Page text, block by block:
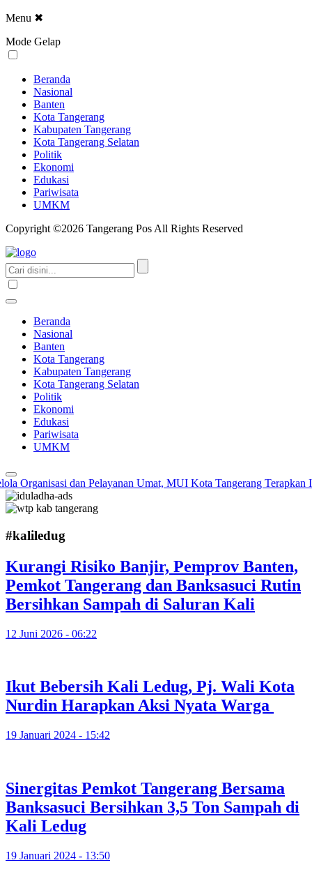
Menu ✖
Mode Gelap
Beranda
Nasional
Banten
Kota Tangerang
Kabupaten Tangerang
Kota Tangerang Selatan
Politik
Ekonomi
Edukasi
Pariwisata
UMKM
Copyright ©2026 Tangerang Pos All Rights Reserved
Beranda
Nasional
Banten
Kota Tangerang
Kabupaten Tangerang
Kota Tangerang Selatan
Politik
Ekonomi
Edukasi
Pariwisata
UMKM
dan Pelayanan Umat, MUI Kota Tangerang Terapkan ISO
#kaliledug
Kurangi Risiko Banjir, Pemprov Banten,
Pemkot Tangerang dan Banksasuci Rutin
Bersihkan Sampah di Saluran Kali
12 Juni 2026 - 06:22
Ikut Bebersih Kali Ledug, Pj. Wali Kota
Nurdin Harapkan Aksi Nyata Warga
19 Januari 2024 - 15:42
Sinergitas Pemkot Tangerang Bersama
Banksasuci Bersihkan 3,5 Ton Sampah di
Kali Ledug
19 Januari 2024 - 13:50